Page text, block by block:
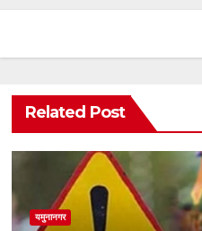
Related Post
यमुनानगर